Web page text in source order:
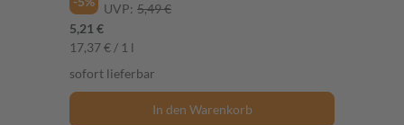
UVP: 5,49 €
5,21 €
17,37 € / 1 l
sofort lieferbar
In den Warenkorb